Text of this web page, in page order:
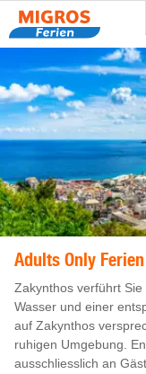
Adults Only
Zakynthos verführt
Wasser und einer
auf Zakynthos
ruhigen Umgebung.
ausschliesslich an